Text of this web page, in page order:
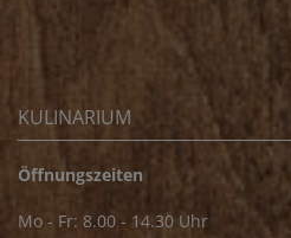
KULINARIUM
Öffnungszeiten
Mo - Fr: 8.00 - 14.30 Uhr